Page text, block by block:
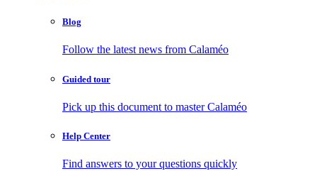
Blog
Follow the latest news from Calaméo
Guided tour
Pick up this document to master Calaméo
Help Center
Find answers to your questions quickly